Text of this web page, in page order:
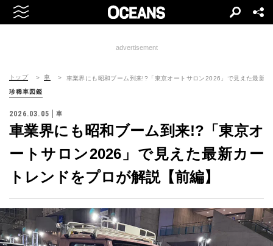
advertisement
トップ 車 車業界にも昭和ブーム到来!?「東京オートサロン2026」で見えた最新
珍稀車図鑑
2026.03.05 車
車業界にも昭和ブーム到来!?「東京オ
ートサロン2026」で見えた最新カー
トレンドをプロが解説【前編】